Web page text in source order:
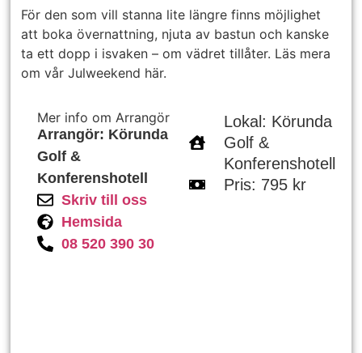
För den som vill stanna lite längre finns möjlighet
att boka övernattning, njuta av bastun och kanske
ta ett dopp i isvaken – om vädret tillåter. Läs mera
om vår Julweekend här.
Mer info om Arrangör
Arrangör: Körunda
Golf &
Konferenshotell
Skriv till oss
Hemsida
08 520 390 30
Lokal: Körunda
Golf &
Konferenshotell
Pris: 795 kr